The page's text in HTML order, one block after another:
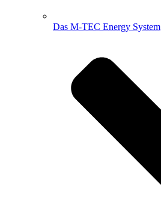
Das M-TEC Energy System